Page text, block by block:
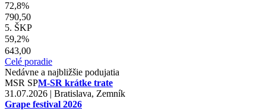
72,8%
790,50
5. ŠKP
59,2%
643,00
Celé poradie
Nedávne a najbližšie podujatia
MSR SPM-SR krátke trate
31.07.2026 | Bratislava, Zemník
Grape festival 2026